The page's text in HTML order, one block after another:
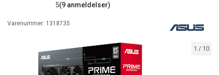
1 / 10
5(9 anmeldelser)
Varenummer: 1318735